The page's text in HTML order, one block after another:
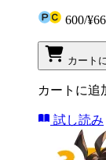
600/
カート
カートに追
試し読み